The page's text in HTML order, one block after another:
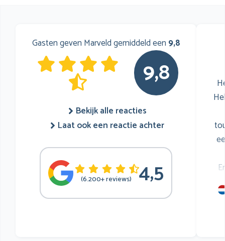
Gasten geven Marveld gemiddeld een 9,8
9,8
Bekijk alle reacties
Laat ook een reactie achter
(6.200+ reviews) 4,5